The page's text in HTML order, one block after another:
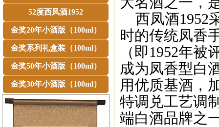
52度西凤酒1952
金奖20年小酒版（100ml）
金奖系列礼盒装（100ml）
金奖50年小酒版（100ml）
金奖30年小酒版（100ml）
西凤酒1952
时的传统凤香
（即1952年
成为凤香型白
用优质基酒，
特调兑工艺调
端白酒品牌之